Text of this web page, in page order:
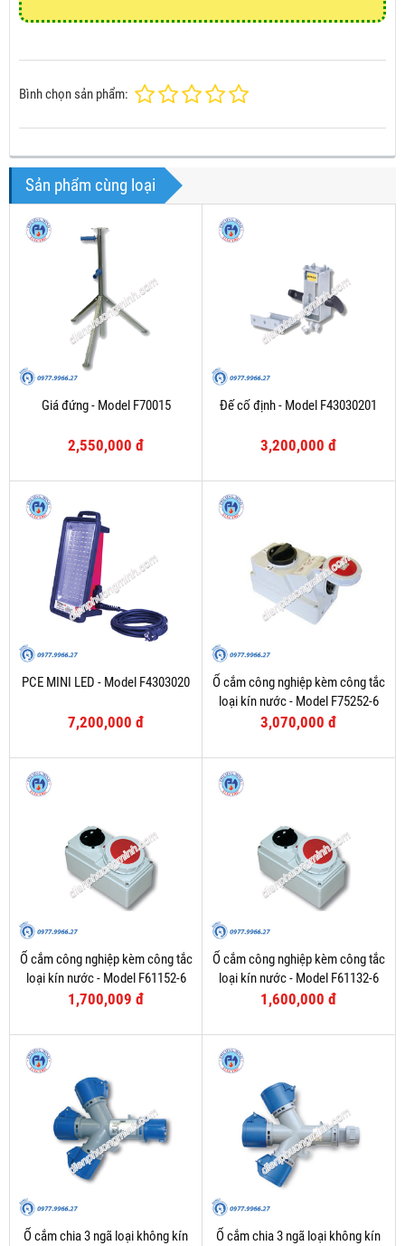
Bình chọn sản phẩm:
Sản phẩm cùng loại
Giá đứng - Model F70015
2,550,000 đ
Đế cố định - Model F43030201
3,200,000 đ
PCE MINI LED - Model F4303020
7,200,000 đ
Ổ cắm công nghiệp kèm công tắc
loại kín nước - Model F75252-6
3,070,000 đ
Ổ cắm công nghiệp kèm công tắc
loại kín nước - Model F61152-6
1,700,009 đ
Ổ cắm công nghiệp kèm công tắc
loại kín nước - Model F61132-6
1,600,000 đ
Ổ cắm chia 3 ngã loại không kín
Ổ cắm chia 3 ngã loại không kín